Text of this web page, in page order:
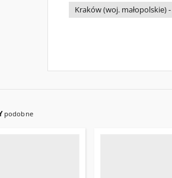
Kraków (woj. małopolskie)
podobne